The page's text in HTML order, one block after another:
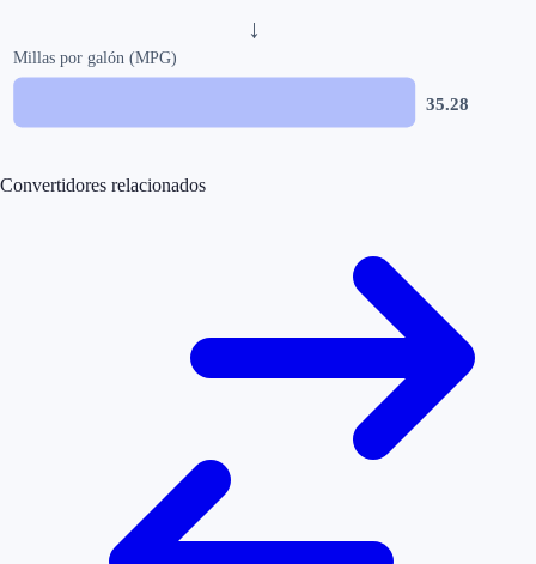
↓
Millas por galón (MPG)
35.28
Convertidores relacionados